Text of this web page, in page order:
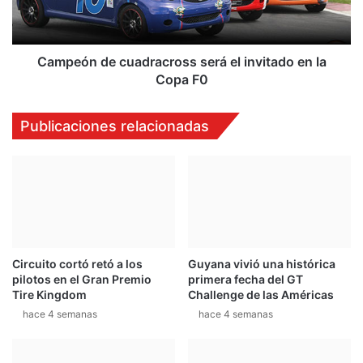
o
p
r
f
i
n
n
d
e
d
e
r
á
Campeón de cuadracross será el invitado en la
Copa F0
Publicaciones relacionadas
Circuito cortó retó a los
pilotos en el Gran Premio
Tire Kingdom
hace 4 semanas
Guyana vivió una histórica
primera fecha del GT
Challenge de las Américas
hace 4 semanas